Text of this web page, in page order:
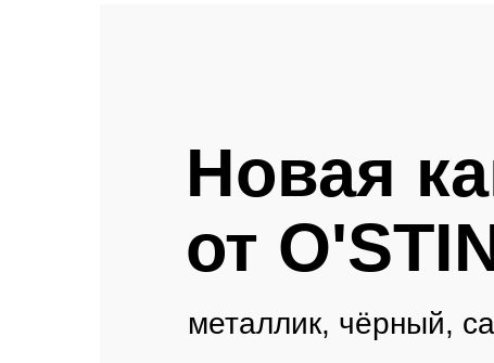
Новая
от
металлик, чёрный,